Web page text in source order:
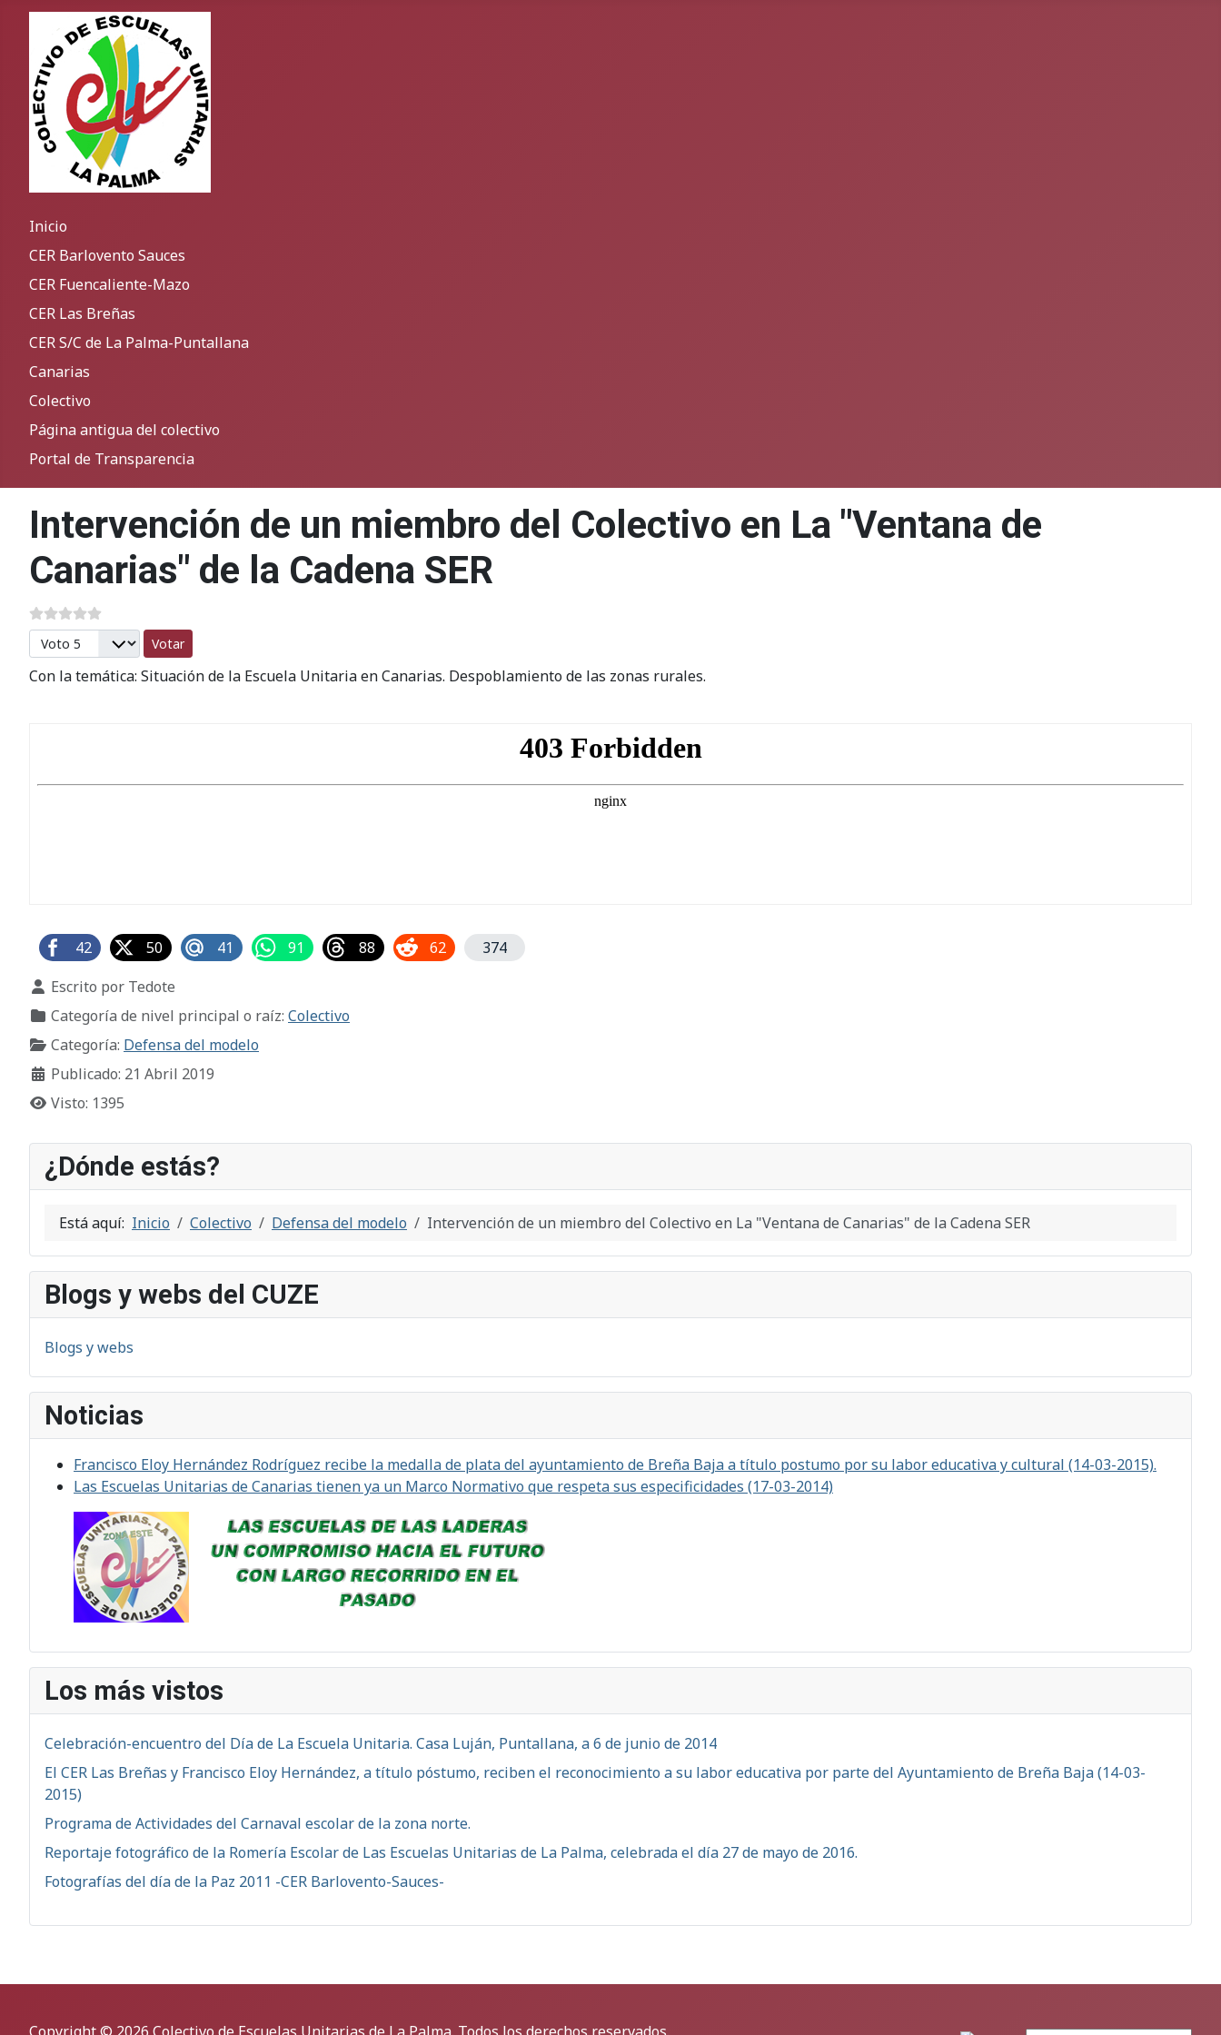
Inicio
CER Barlovento Sauces
CER Fuencaliente-Mazo
CER Las Breñas
CER S/C de La Palma-Puntallana
Canarias
Colectivo
Página antigua del colectivo
Portal de Transparencia
¿Dónde estás?
Está aquí: Inicio Colectivo Defensa del modelo Intervención de un miembro del Colectivo en La "Ventana de Canarias" de la Cadena SER
Blogs y webs del CUZE
Blogs y webs
Noticias
Francisco Eloy Hernández Rodríguez recibe la medalla de plata del ayuntamiento de Breña Baja a título postumo por su labor educativa y cultural (14-03-2015).
Las Escuelas Unitarias de Canarias tienen ya un Marco Normativo que respeta sus especificidades (17-03-2014)
Los más vistos
Celebración-encuentro del Día de La Escuela Unitaria. Casa Luján, Puntallana, a 6 de junio de 2014
El CER Las Breñas y Francisco Eloy Hernández, a título póstumo, reciben el reconocimiento a su labor educativa por parte del Ayuntamiento de Breña Baja (14-03-
2015)
Programa de Actividades del Carnaval escolar de la zona norte.
Reportaje fotográfico de la Romería Escolar de Las Escuelas Unitarias de La Palma, celebrada el día 27 de mayo de 2016.
Fotografías del día de la Paz 2011 -CER Barlovento-Sauces-
Intervención de un miembro del Colectivo en La "Ventana de
Canarias" de la Cadena SER
Por favor, vote
Con la temática: Situación de la Escuela Unitaria en Canarias. Despoblamiento de las zonas rurales.
42 50 41 91 88 62
374
Detalles
Escrito por Tedote
Categoría de nivel principal o raíz: Colectivo
Categoría: Defensa del modelo
Publicado: 21 Abril 2019
Visto: 1395